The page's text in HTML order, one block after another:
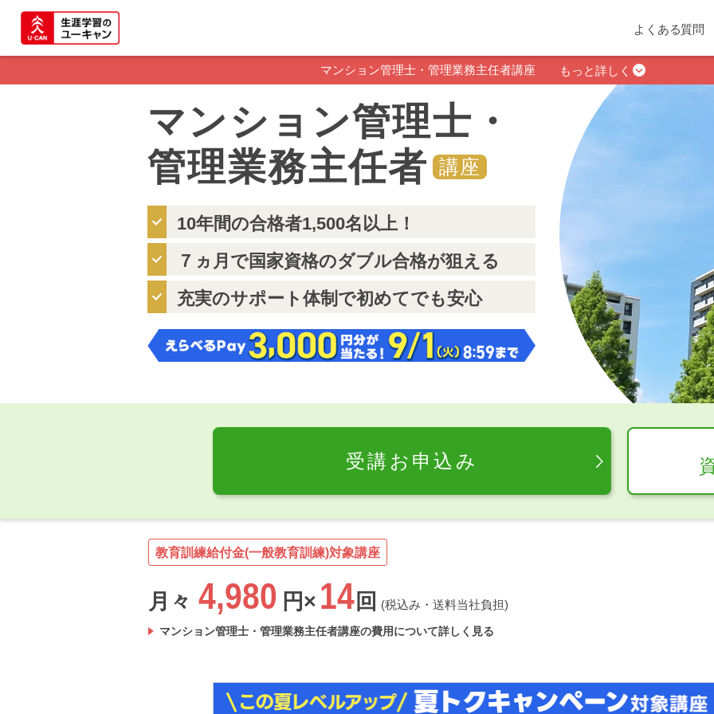
よくある質問
マンション管理士・管理業務主任者講座 もっと詳しく
マンション管理士・
管理業務主任者 講座
10年間の合格者1,500名以上！
７ヵ月で国家資格のダブル合格が狙える
充実のサポート体制で初めてでも安心
受講お申込み
教育訓練給付金(一般教育訓練)対象講座
月々 4,980 円× 14回 (税込み・送料当社負担)
マンション管理士・管理業務主任者講座の費用について詳しく見る